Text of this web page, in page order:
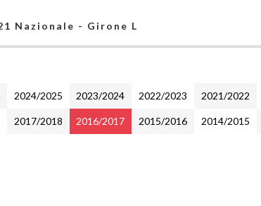
Nazionale - Girone L
2024/2025 2023/2024 2022/2023 2021/2022
2017/2018 2016/2017 2015/2016 2014/2015